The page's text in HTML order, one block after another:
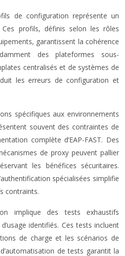
de configuration représente un
profils, définis selon les rôles
garantissent la cohérence
des plateformes sous-
centralisés et de systèmes de
les erreurs de configuration et
spécifiques aux environnements
souvent des contraintes de
complète d’EAP-FAST. Des
de proxy peuvent pallier
les bénéfices sécuritaires.
spécialisées simplifie
contraints.
implique des tests exhaustifs
identifiés. Ces tests incluent
de charge et les scénarios de
de tests garantit la